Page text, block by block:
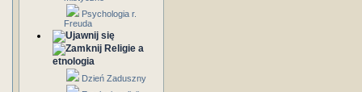
Psychologia r.
Freuda
Religie a
etnologia
Dzień Zaduszny